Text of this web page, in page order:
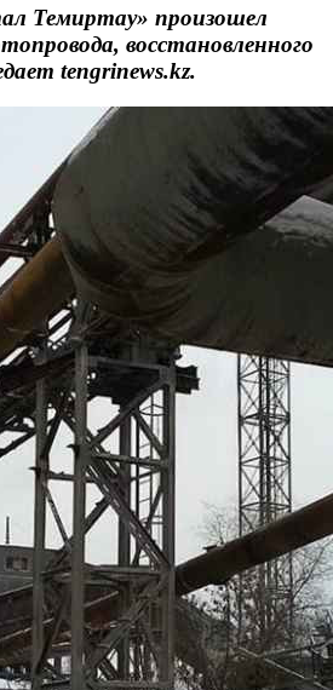
Темиртау» произошел
восстановленного
tengrinews.kz.